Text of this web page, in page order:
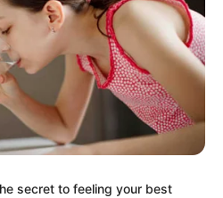
secret to feeling your best